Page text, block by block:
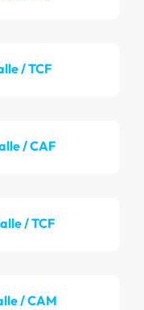
/ TCF
/ CAF
/ TCF
/ CAM